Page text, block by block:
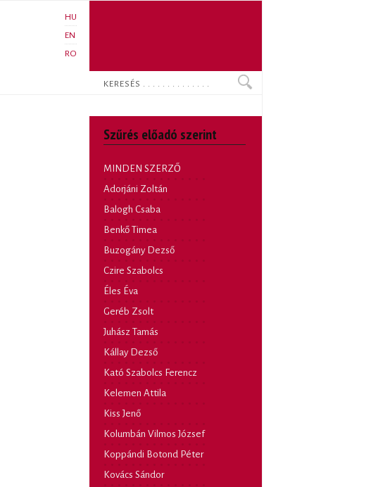
HU
EN
RO
Keresés
Szűrés előadó szerint
MINDEN SZERZŐ
Adorjáni Zoltán
Balogh Csaba
Benkő Timea
Buzogány Dezső
Czire Szabolcs
Éles Éva
Geréb Zsolt
Juhász Tamás
Kállay Dezső
Kató Szabolcs Ferencz
Kelemen Attila
Kiss Jenő
Kolumbán Vilmos József
Koppándi Botond Péter
Kovács Sándor